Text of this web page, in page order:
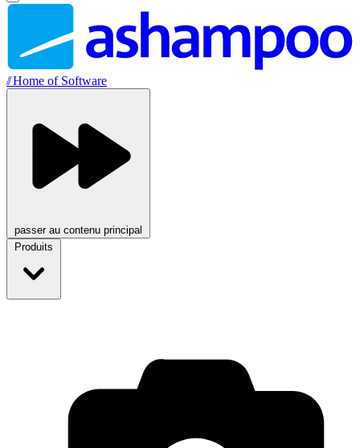
//Home of Software
passer au contenu principal
Produits